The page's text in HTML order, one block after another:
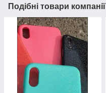
Подібні товари компанії